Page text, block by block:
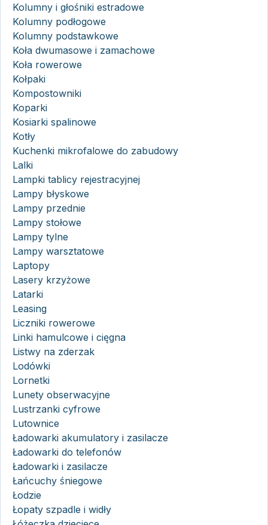
Kolumny i głośniki estradowe
Kolumny podłogowe
Kolumny podstawkowe
Koła dwumasowe i zamachowe
Koła rowerowe
Kołpaki
Kompostowniki
Koparki
Kosiarki spalinowe
Kotły
Kuchenki mikrofalowe do zabudowy
Lalki
Lampki tablicy rejestracyjnej
Lampy błyskowe
Lampy przednie
Lampy stołowe
Lampy tylne
Lampy warsztatowe
Laptopy
Lasery krzyżowe
Latarki
Leasing
Liczniki rowerowe
Linki hamulcowe i cięgna
Listwy na zderzak
Lodówki
Lornetki
Lunety obserwacyjne
Lustrzanki cyfrowe
Lutownice
Ładowarki akumulatory i zasilacze
Ładowarki do telefonów
Ładowarki i zasilacze
Łańcuchy śniegowe
Łodzie
Łopaty szpadle i widły